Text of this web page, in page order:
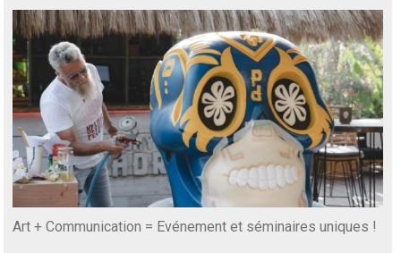
Art + Communication = Evénement et séminaires uniques !